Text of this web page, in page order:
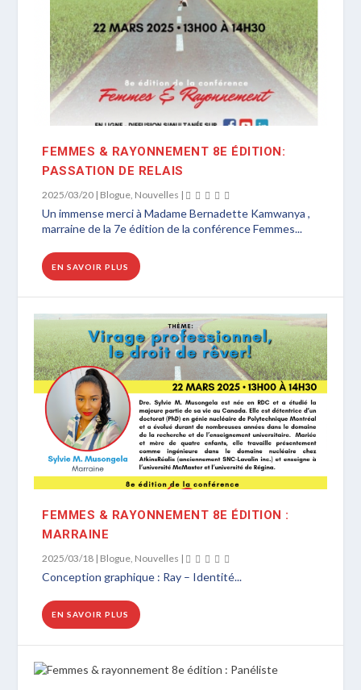
FEMMES & RAYONNEMENT 8E ÉDITION:
PASSATION DE RELAIS
2025/03/20 | Blogue, Nouvelles |
Un immense merci à Madame Bernadette Kamwanya ,
marraine de la 7e édition de la conférence Femmes...
EN SAVOIR PLUS
FEMMES & RAYONNEMENT 8E ÉDITION :
MARRAINE
2025/03/18 | Blogue Nouvelles |
Conception graphique : Ray – Identité...
EN SAVOIR PLUS